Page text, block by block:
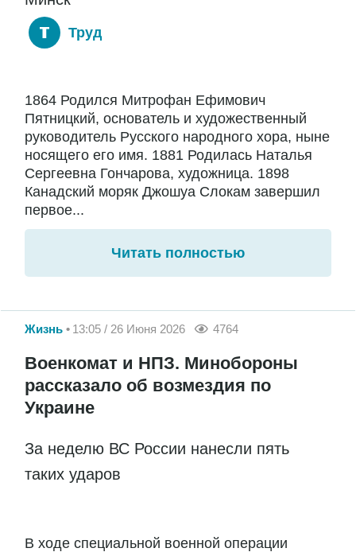
Труд
1864 Родился Митрофан Ефимович
Пятницкий, основатель и художественный
руководитель Русского народного хора, ныне
носящего его имя. 1881 Родилась Наталья
Сергеевна Гончарова, художница. 1898
Канадский моряк Джошуа Слокам завершил
первое...
Читать полностью
Жизнь 13:05 / 26 Июня 2026 4764
Военкомат и НПЗ. Минобороны
рассказало об возмездия по
Украине
За неделю ВС России нанесли пять
таких ударов
В ходе специальной военной операции